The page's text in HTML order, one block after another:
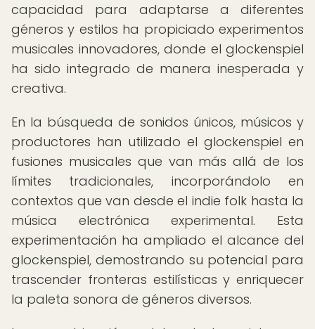
capacidad para adaptarse a diferentes
géneros y estilos ha propiciado experimentos
musicales innovadores, donde el glockenspiel
ha sido integrado de manera inesperada y
creativa.
En la búsqueda de sonidos únicos, músicos y
productores han utilizado el glockenspiel en
fusiones musicales que van más allá de los
límites tradicionales, incorporándolo en
contextos que van desde el indie folk hasta la
música electrónica experimental. Esta
experimentación ha ampliado el alcance del
glockenspiel, demostrando su potencial para
trascender fronteras estilísticas y enriquecer
la paleta sonora de géneros diversos.